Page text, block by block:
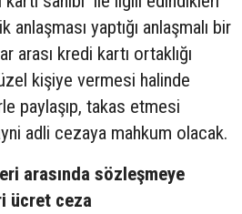
yaptığı anlaşmalı bir
arası kredi kartı ortaklığı
kişiye vermesi halinde
paylaşıp, takas etmesi
adli cezaya mahkum olacak.
arasında sözleşmeye
ücret ceza